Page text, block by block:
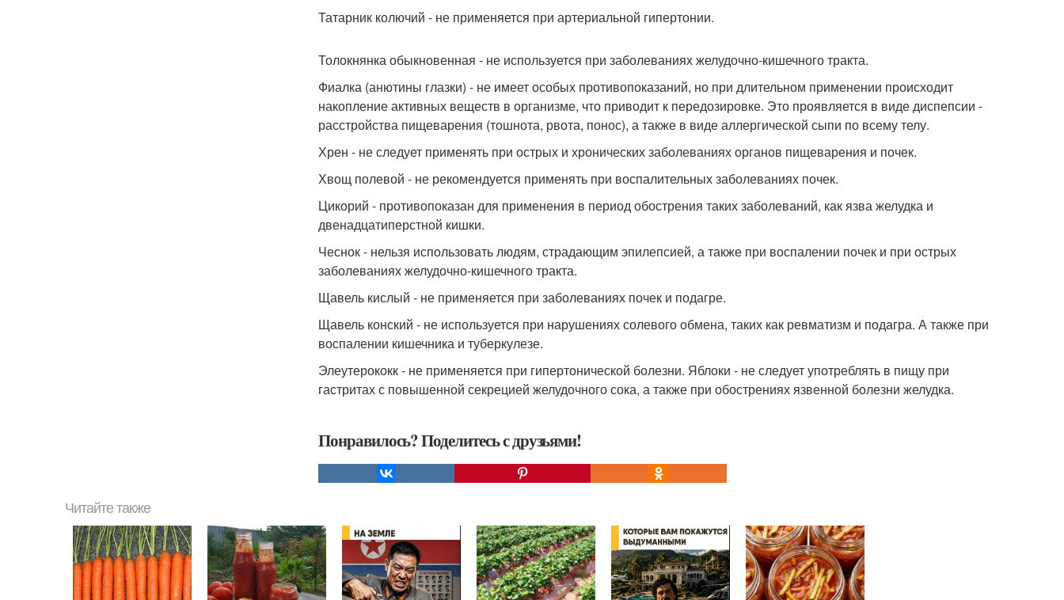
Татарник колючий - не применяется при артериальной гипертонии.
Толокнянка обыкновенная - не используется при заболеваниях желудочно-кишечного тракта.
Фиалка (анютины глазки) - не имеет особых противопоказаний, но при длительном применении происходит
накопление активных веществ в организме, что приводит к передозировке. Это проявляется в виде диспепсии -
расстройства пищеварения (тошнота, рвота, понос), а также в виде аллергической сыпи по всему телу.
Хрен - не следует применять при острых и хронических заболеваниях органов пищеварения и почек.
Хвощ полевой - не рекомендуется применять при воспалительных заболеваниях почек.
Цикорий - противопоказан для применения в период обострения таких заболеваний, как язва желудка и
двенадцатиперстной кишки.
Чеснок - нельзя использовать людям, страдающим эпилепсией, а также при воспалении почек и при острых
заболеваниях желудочно-кишечного тракта.
Щавель кислый - не применяется при заболеваниях почек и подагре.
Щавель конский - не используется при нарушениях солевого обмена, таких как ревматизм и подагра. А также при
воспалении кишечника и туберкулезе.
Элеутерококк - не применяется при гипертонической болезни. Яблоки - не следует употреблять в пищу при
гастритах с повышенной секрецией желудочного сока, а также при обострениях язвенной болезни желудка.
Понравилось? Поделитесь с друзьями!
Читайте также